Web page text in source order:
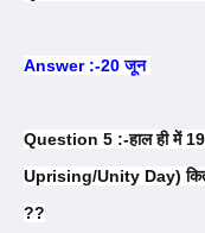
Answer :-20 जून
Question 5 :-हाल ही में 19
Uprising/Unity Day)
??